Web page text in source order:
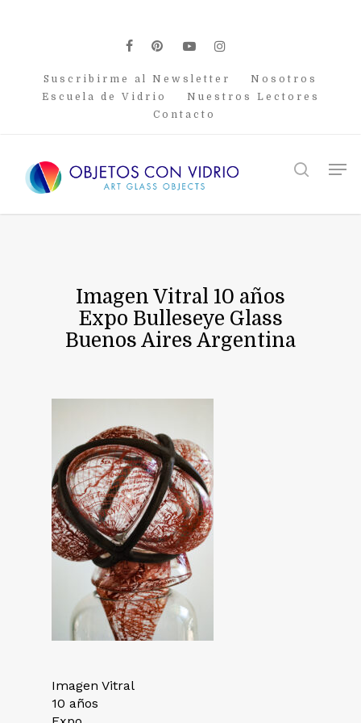
facebook
pinterest
youtubeinstagram
Suscribirme al Newsletter
Nosotros
Escuela de Vidrio
Nuestros Lectores
Contacto
search
Imagen Vitral 10 años
Expo Bulleseye Glass
Buenos Aires Argentina
Imagen Vitral
10 años